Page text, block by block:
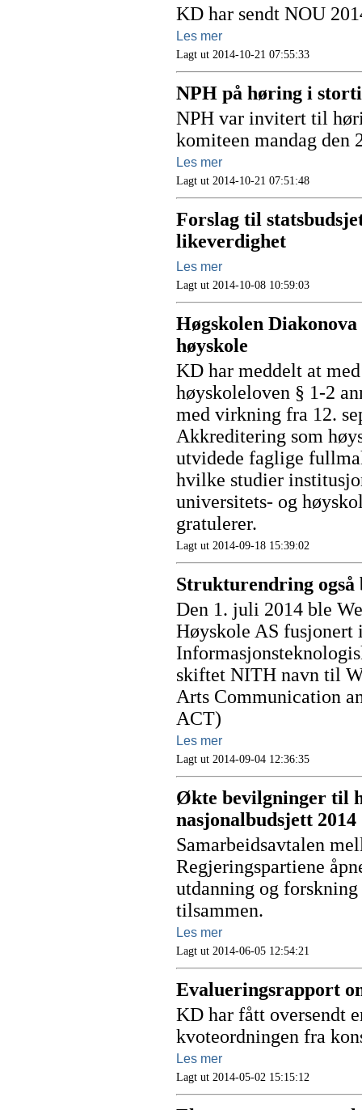
KD har sendt NOU
Les mer
Lagt ut 2014-10-21 07:55:33
NPH på høring i
NPH var invitert til
komiteen mandag den
Les mer
Lagt ut 2014-10-21 07:51:48
Forslag til
likeverdighet
Les mer
Lagt ut 2014-10-08 10:59:03
Høgskolen
høyskole
KD har meddelt at
høyskoleloven § 1-2
med virkning fra 12.
Akkreditering som
utvidede faglige
hvilke studier
universitets- og
gratulerer.
Lagt ut 2014-09-18 15:39:02
Strukturendring også
Den 1. juli 2014 ble
Høyskole AS fusjonert
skiftet NITH navn til
Arts Communication
ACT)
Les mer
Lagt ut 2014-09-04 12:36:35
Økte bevilgninger til
nasjonalbudsjett 2014
Samarbeidsavtalen
Regjeringspartiene
utdanning og
tilsammen.
Les mer
Lagt ut 2014-06-05 12:54:21
Evalueringsrapport
KD har fått oversendt
kvoteordningen fra
Les mer
Lagt ut 2014-05-02 15:15:12